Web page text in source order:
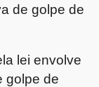
de golpe de
lei envolve
golpe de